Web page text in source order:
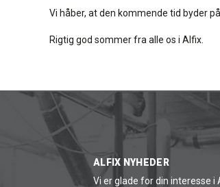
Vi håber, at den kommende tid byder
Rigtig god sommer fra alle os i Alfix.
ALFIX NYHEDER
Vi er glade for din interesse i